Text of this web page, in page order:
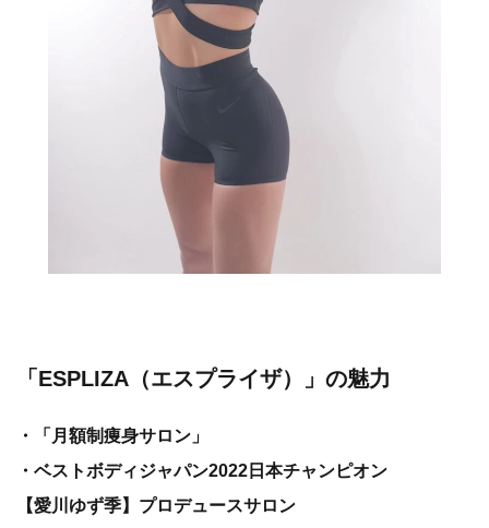
「ESPLIZA（エスプライザ）」の魅力
・「月額制痩身サロン」
・ベストボディジャパン2022日本チャンピオン
【愛川ゆず季】プロデュースサロン